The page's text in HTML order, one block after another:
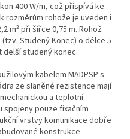
400 W/m, což přispívá ke
rozměrům rohože je uveden i
m² při šířce 0,75 m. Rohož
Studený Konec) o délce 5
studený konec.
kabelem MADPSP s
ze slaněné rezistence mají
a teplotní
spojeny pouze fixačním
vrstvy komunikace dobře
konstrukce.